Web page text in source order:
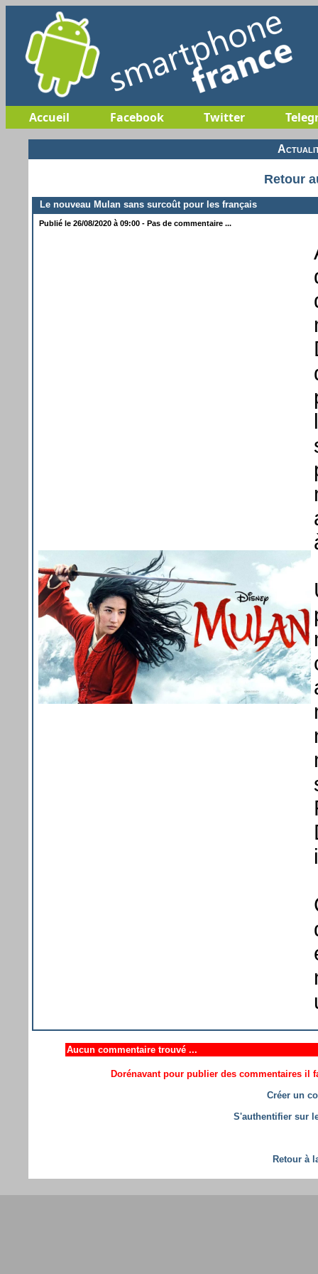
Accueil Facebook Twitter
Retour
Le nouveau Mulan sans surcoût pour les français
Publié le 26/08/2020 à 09:00 - Pas de commentaire ...
Aucun commentaire trouvé ...
Dorénavant pour publier des commentaires il
Créer un
S'authentifier sur
Retour à